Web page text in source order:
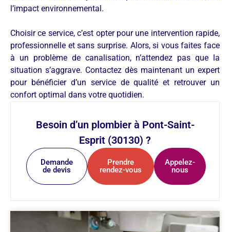
l’impact environnemental.
Choisir ce service, c’est opter pour une intervention rapide,
professionnelle et sans surprise. Alors, si vous faites face
à un problème de canalisation, n’attendez pas que la
situation s’aggrave. Contactez dès maintenant un expert
pour bénéficier d’un service de qualité et retrouver un
confort optimal dans votre quotidien.
Besoin d’un plombier à Pont-Saint-
Esprit (30130) ?
Demande
de devis
Prendre
rendez-vous
Appelez-
nous